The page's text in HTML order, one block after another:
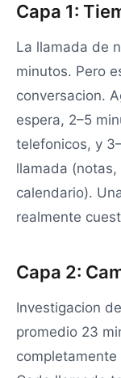
Capa 1:
La llamada de
minutos. Pero
conversacion.
espera, 2–5
telefonicos, y
llamada
calendario).
realmente
Capa 2:
Investigacion
promedio 23